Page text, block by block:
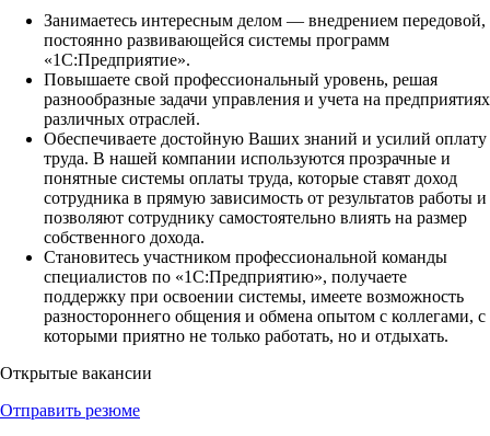
Занимаетесь интересным делом — внедрением передовой,
постоянно развивающейся системы программ
«1С:Предприятие».
Повышаете свой профессиональный уровень, решая
разнообразные задачи управления и учета на предприятиях
различных отраслей.
Обеспечиваете достойную Ваших знаний и усилий оплату
труда. В нашей компании используются прозрачные и
понятные системы оплаты труда, которые ставят доход
сотрудника в прямую зависимость от результатов работы и
позволяют сотруднику самостоятельно влиять на размер
собственного дохода.
Становитесь участником профессиональной команды
специалистов по «1С:Предприятию», получаете
поддержку при освоении системы, имеете возможность
разностороннего общения и обмена опытом с коллегами, с
которыми приятно не только работать, но и отдыхать.
Открытые вакансии
Отправить резюме